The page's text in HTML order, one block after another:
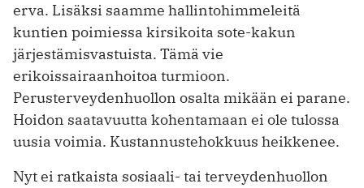
erva. Lisäksi saamme hallintohimmeleitä
kuntien poimiessa kirsikoita sote-kakun
järjestämisvastuista. Tämä vie
erikoissairaanhoitoa turmioon.
Perusterveydenhuollon osalta mikään ei parane.
Hoidon saatavuutta kohentamaan ei ole tulossa
uusia voimia. Kustannus­tehokkuus heikkenee.
Nyt ei ratkaista sosiaali- tai terveydenhuollon